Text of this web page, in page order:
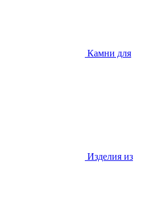
Камни для
Изделия из